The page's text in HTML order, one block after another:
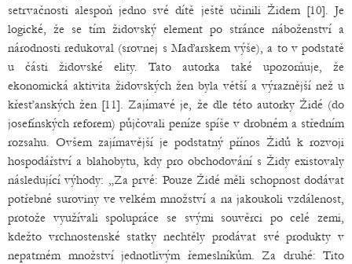
setrvačnosti alespoň jedno své dítě ještě učinili Židem [10]. Je
logické, že se tím židovský element po stránce náboženství a
národnosti redukoval (srovnej s Maďarskem výše), a to v podstatě
u části židovské elity. Tato autorka také upozorňuje, že
ekonomická aktivita židovských žen byla větší a výraznější než u
křesťanských žen [11]. Zajímavé je, že dle této autorky Židé (do
josefínských reforem) půjčovali peníze spíše v drobném a středním
rozsahu. Ovšem zajímavější je podstatný přínos Židů k rozvoji
hospodářství a blahobytu, kdy pro obchodování s Židy existovaly
následující výhody: „Za prvé: Pouze Židé měli schopnost dodávat
potřebné suroviny ve velkém množství a na jakoukoli vzdálenost,
protože využívali spolupráce se svými souvěrci po celé zemi,
kdežto vrchnostenské statky nechtěly prodávat své produkty v
nepatrném množství jednotlivým řemeslníkům. Za druhé: Tito